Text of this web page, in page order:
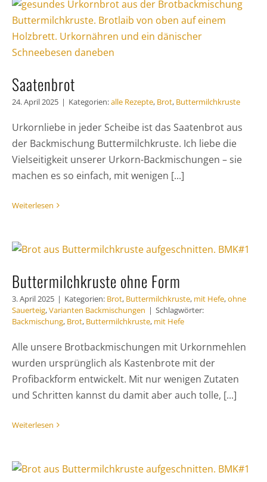
Saatenbrot
24. April 2025 | Kategorien:alle Rezepte, Brot, Buttermilchkruste
Urkornliebe in jeder Scheibe ist das Saatenbrot aus
der Backmischung Buttermilchkruste. Ich liebe die
Vielseitigkeit unserer Urkorn-Backmischungen – sie
machen es so einfach, mit wenigen [...]
Weiterlesen
Buttermilchkruste ohne Form
3. April 2025 | Kategorien: Brot, Buttermilchkruste, mit Hefe,ohne
Sauerteig,Varianten Backmischungen | Schlagwörter:
Backmischung, Brot, Buttermilchkruste, mit Hefe
Alle unsere Brotbackmischungen mit Urkornmehlen
wurden ursprünglich als Kastenbrote mit der
Profibackform entwickelt. Mit nur wenigen Zutaten
und Schritten kannst du damit aber auch tolle, [...]
Weiterlesen